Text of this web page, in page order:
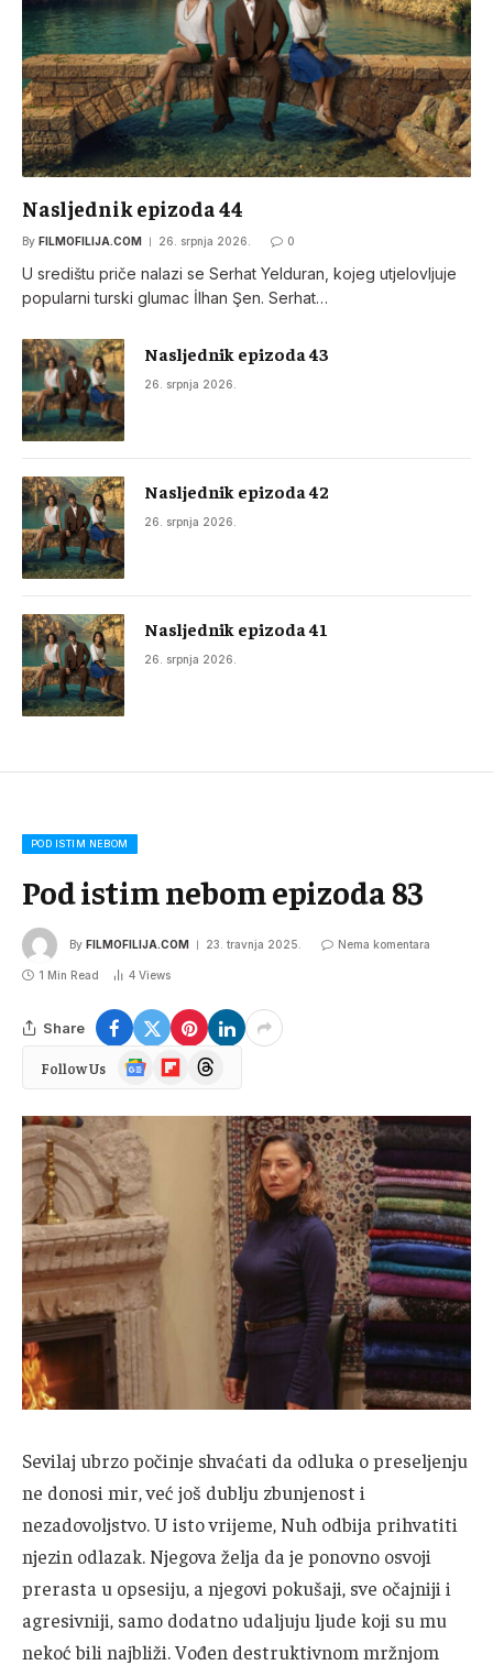
Nasljednik epizoda 44
By FILMOFILIJA.COM 26. srpnja 2026. 0
U središtu priče nalazi se Serhat Yelduran, kojeg utjelovljuje
popularni turski glumac İlhan Şen. Serhat…
Nasljednik epizoda 43
26. srpnja 2026.
Nasljednik epizoda 42
26. srpnja 2026.
Nasljednik epizoda 41
26. srpnja 2026.
POD ISTIM NEBOM
Pod istim nebom epizoda 83
By FILMOFILIJA.COM 23. travnja 2025. Nema komentara
1 Min Read 4 Views
Share
Follow Us
Google
News
FlipboardThreads
Sevilaj ubrzo počinje shvaćati da odluka o preseljenju
ne donosi mir, već još dublju zbunjenost i
nezadovoljstvo. U isto vrijeme, Nuh odbija prihvatiti
njezin odlazak. Njegova želja da je ponovno osvoji
prerasta u opsesiju, a njegovi pokušaji, sve očajniji i
agresivniji, samo dodatno udaljuju ljude koji su mu
nekoć bili najbliži. Vođen destruktivnom mržnjom